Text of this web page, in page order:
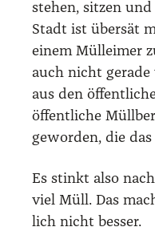
ste­hen, sit­zen und
Stadt ist über­sät
einem Müll­ei­mer
auch nicht gera­de
aus den
öffent­li­che
gewor­den, die
Es stinkt also
viel Müll. Das
lich nicht bes­ser.